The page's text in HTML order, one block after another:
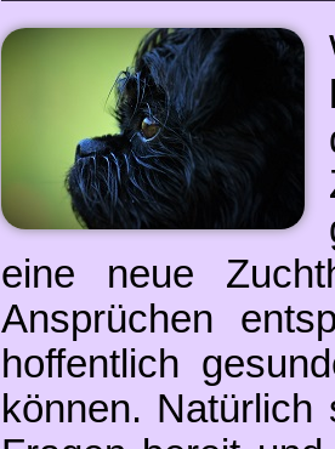
eine neue
Ansprüchen
hoffentlich
können.